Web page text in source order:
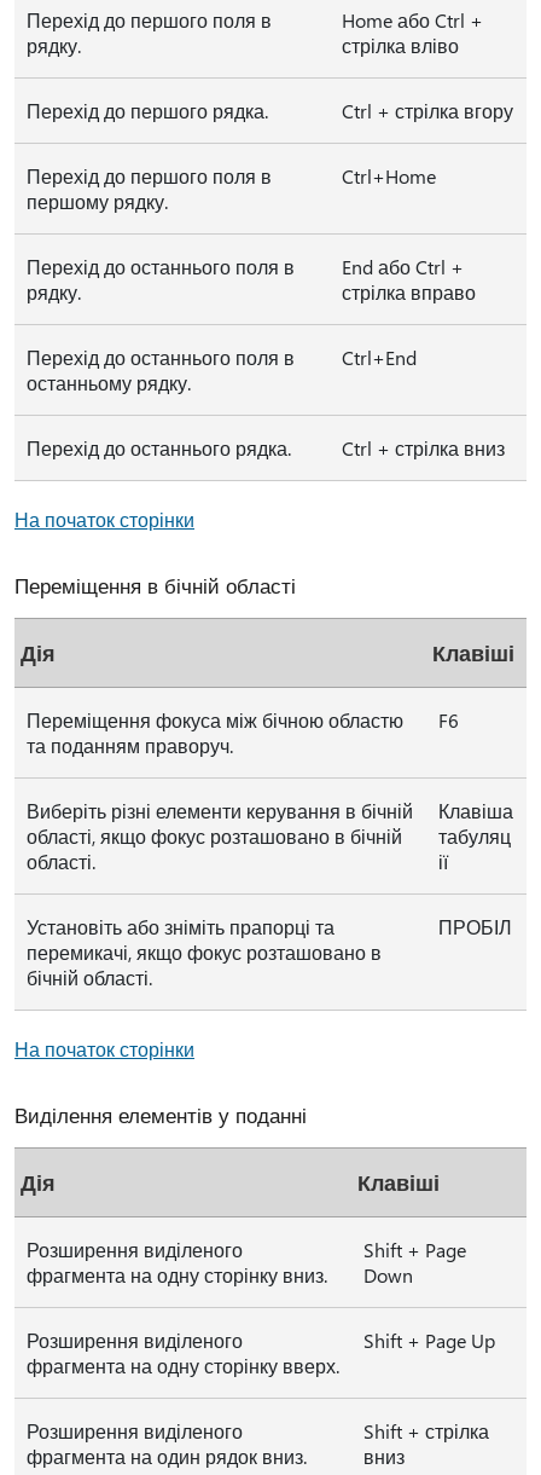
Перехід до першого поля в
рядку.
Home або Ctrl +
стрілка вліво
Перехід до першого рядка. Ctrl + стрілка вгору
Перехід до першого поля в
першому рядку.
Ctrl+Home
Перехід до останнього поля в
рядку.
End або Ctrl +
стрілка вправо
Перехід до останнього поля в
останньому рядку.
Ctrl+End
Перехід до останнього рядка. Ctrl + стрілка вниз
На початок сторінки
Переміщення в бічній області
Дія Клавіші
Переміщення фокуса між бічною областю
та поданням праворуч.
F6
Виберіть різні елементи керування в бічній
області, якщо фокус розташовано в бічній
області.
Клавіша
табуляц
ії
Установіть або зніміть прапорці та
перемикачі, якщо фокус розташовано в
бічній області.
ПРОБІЛ
На початок сторінки
Виділення елементів у поданні
Дія Клавіші
Розширення виділеного
фрагмента на одну сторінку вниз.
Shift + Page
Down
Розширення виділеного
фрагмента на одну сторінку вверх.
Shift + Page Up
Розширення виділеного
фрагмента на один рядок вниз.
Shift + стрілка
вниз